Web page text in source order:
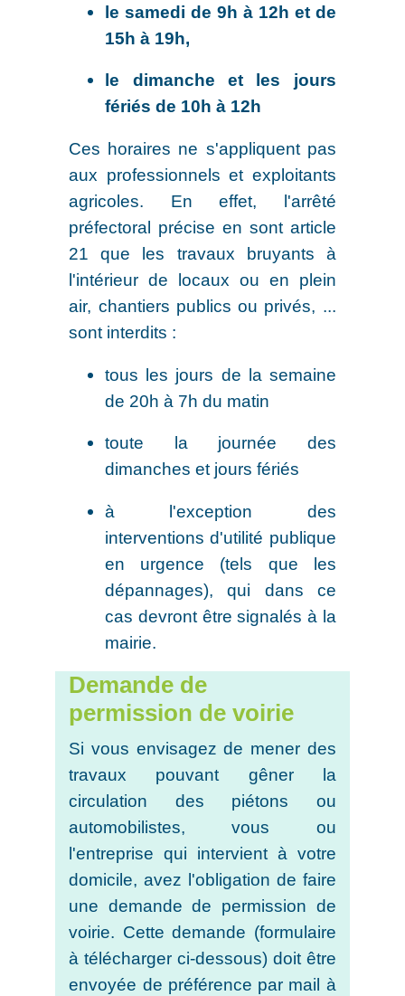
le samedi de 9h à 12h et de
15h à 19h,
le dimanche et les jours
fériés de 10h à 12h
Ces horaires ne s'appliquent pas
aux professionnels et exploitants
agricoles. En effet, l'arrêté
préfectoral précise en sont article
21 que les travaux bruyants à
l'intérieur de locaux ou en plein
air, chantiers publics ou privés, ...
sont interdits :
tous les jours de la semaine
de 20h à 7h du matin
toute la journée des
dimanches et jours fériés
à l'exception des
interventions d'utilité publique
en urgence (tels que les
dépannages), qui dans ce
cas devront être signalés à la
mairie.
Demande de
permission de voirie
Si vous envisagez de mener des
travaux pouvant gêner la
circulation des piétons ou
automobilistes, vous ou
l'entreprise qui intervient à votre
domicile, avez l'obligation de faire
une demande de permission de
voirie. Cette demande (formulaire
à télécharger ci-dessous) doit être
envoyée de préférence par mail à